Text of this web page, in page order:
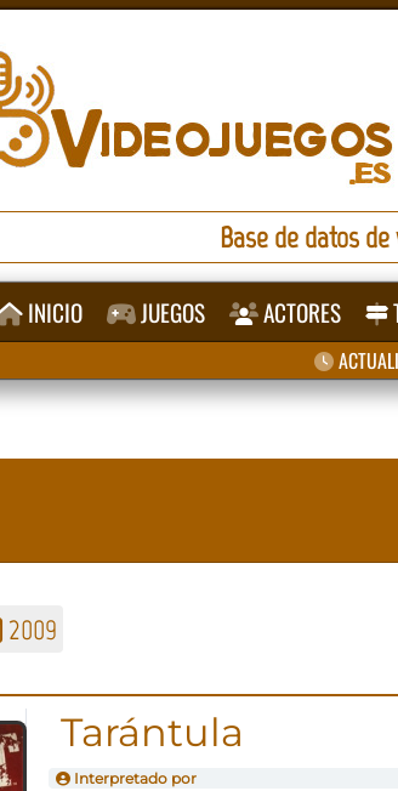
Base de datos
INICIO JUEGOS ACTORES
2009
Tarántula
Interpretado por